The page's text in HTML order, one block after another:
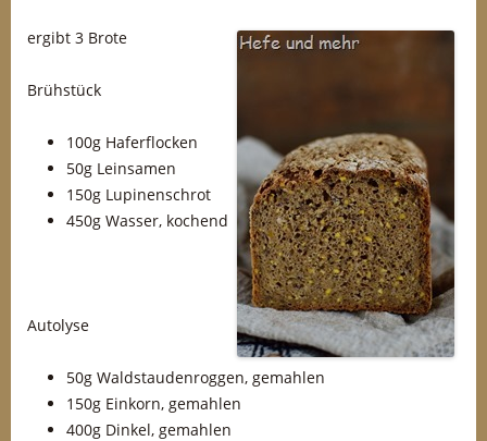
ergibt 3 Brote
Brühstück
100g Haferflocken
50g Leinsamen
150g Lupinenschrot
450g Wasser, kochend
Autolyse
50g Waldstaudenroggen, gemahlen
150g Einkorn, gemahlen
400g Dinkel, gemahlen